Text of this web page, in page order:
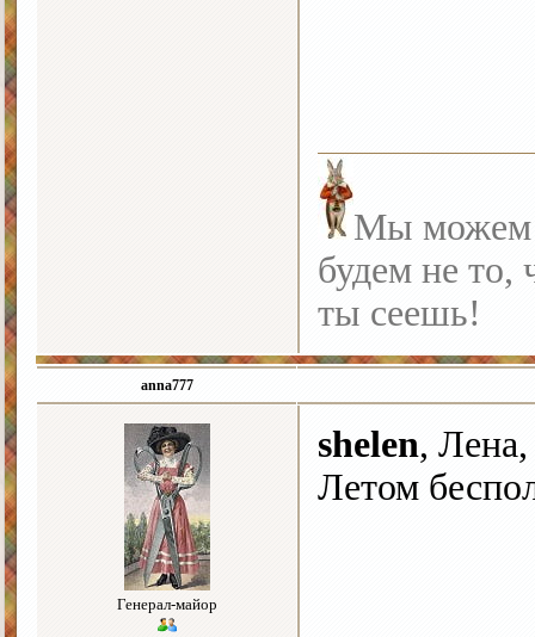
Мы можем
будем не то,
ты сеешь!
anna777
Генерал-майор
shelen,
Летом